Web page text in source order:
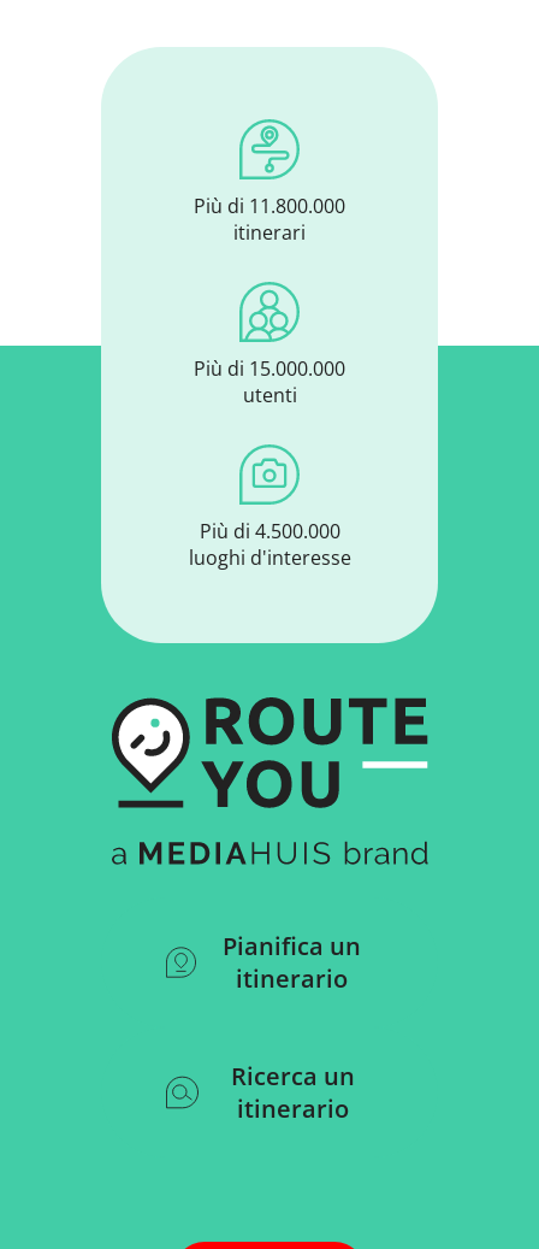
Più di 11.800.000
itinerari
Più di 15.000.000
utenti
Più di 4.500.000
luoghi d'interesse
Pianifica un
itinerario
Ricerca un
itinerario